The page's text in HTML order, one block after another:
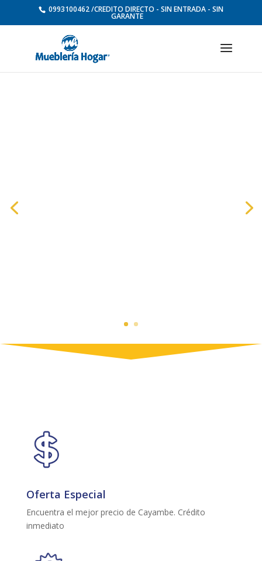
0993100462 /CREDITO DIRECTO - SIN ENTRADA - SIN
GARANTE
Oferta Especial
Encuentra el mejor precio de Cayambe. Crédito
inmediato